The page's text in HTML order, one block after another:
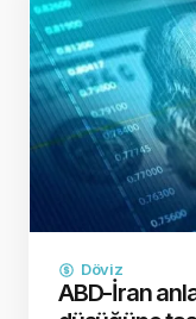
Döviz
ABD-İran